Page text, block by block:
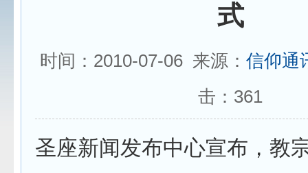
式
时间：2010-07-06 来源： 信仰通
击： 361
圣座新闻发布中心宣布，教